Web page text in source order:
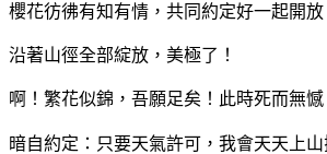
櫻花彷彿有知有情，共同約定好一起開放
沿著山徑全部綻放，美極了！
啊！繁花似錦，吾願足矣！此時死而無憾
暗自約定：只要天氣許可，我會天天上山